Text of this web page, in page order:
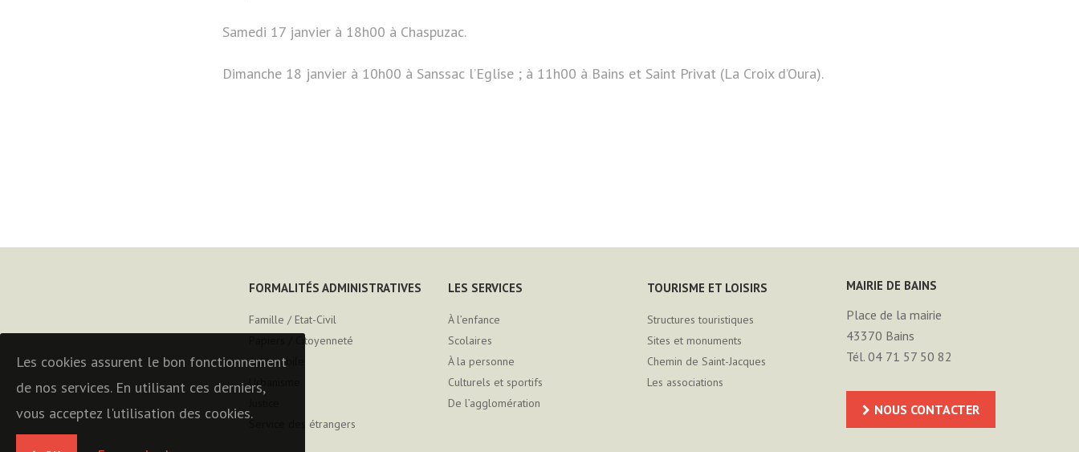
Samedi 17 janvier à 18h00 à Chaspuzac.
Dimanche 18 janvier à 10h00 à Sanssac l’Eglise ; à 11h00 à Bains et Saint Privat (La Croix d’Oura).
FORMALITÉS ADMINISTRATIVES
Famille / Etat-Civil
Papiers / Citoyenneté
Automobile
Service des étrangers
LES SERVICES
À l’enfance
Scolaires
À la personne
Culturels et sportifs
De l’agglomération
TOURISME ET LOISIRS
Structures touristiques
Sites et monuments
Chemin de Saint-Jacques
Les associations
MAIRIE DE BAINS
Place de la mairie
43370 Bains
Tél. 04 71 57 50 82
NOUS CONTACTER
Les cookies assurent le bon fonctionnement
de nos services. En utilisant ces derniers,
vous acceptez l'utilisation des cookies.